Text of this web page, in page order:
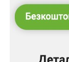
(протез), я
повернутися
обов’язком
спільної мети